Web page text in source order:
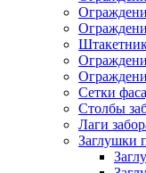
Сетки
Столбы
Лаги
Заглушки